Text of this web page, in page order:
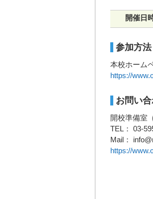
開催日
参加方
本校ホーム
https://
お問い
開校準備室
TEL： 03-
Mail：
https://